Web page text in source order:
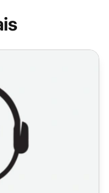
Benefícios e